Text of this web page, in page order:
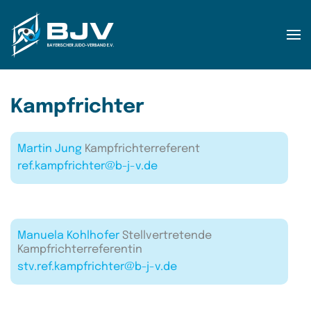
Zum Hauptinhalt springen
Kampfrichter
Martin Jung Kampfrichterreferent
ref.kampfrichter@b-j-v.de
Manuela Kohlhofer Stellvertretende
Kampfrichterreferentin
stv.ref.kampfrichter@b-j-v.de